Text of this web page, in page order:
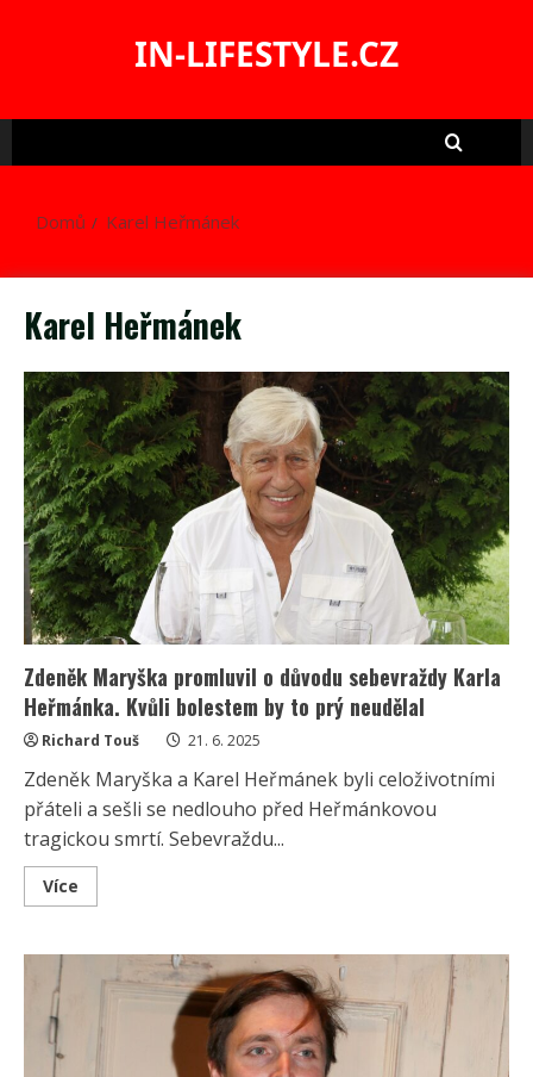
IN-LIFESTYLE.CZ
Domů Karel Heřmánek
Karel Heřmánek
Zdeněk Maryška promluvil o důvodu sebevraždy Karla
Heřmánka. Kvůli bolestem by to prý neudělal
Richard Touš 21. 6. 2025
Zdeněk Maryška a Karel Heřmánek byli celoživotními
přáteli a sešli se nedlouho před Heřmánkovou
tragickou smrtí. Sebevraždu...
Více
more
Maryška
sebevraždy
Karla